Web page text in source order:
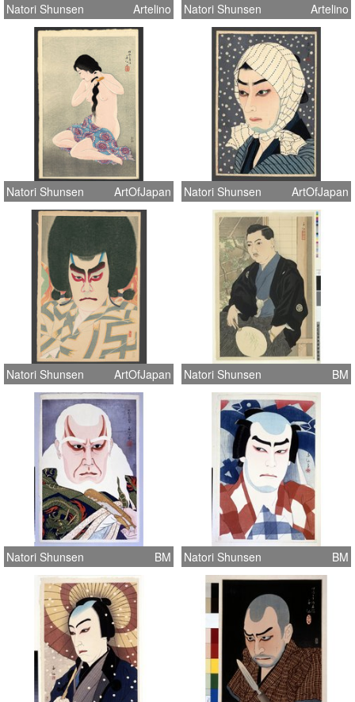
Natori Shunsen Artelino Natori Shunsen Artelino
Natori Shunsen ArtOfJapan Natori Shunsen ArtOfJapan
Natori Shunsen ArtOfJapan Natori Shunsen BM
Natori Shunsen BM Natori Shunsen BM